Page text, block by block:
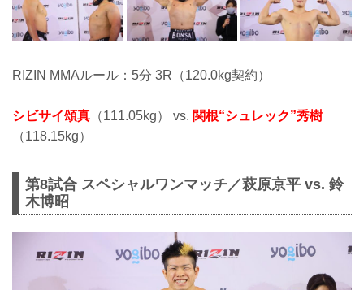
RIZIN MMAルール：5分 3R（120.0kg契約）
シビサイ頌真 （111.05kg） vs. 関根“シュレック”秀樹
（118.15kg）
第8試合 スペシャルワンマッチ／萩原京平 vs. 鈴
木博昭